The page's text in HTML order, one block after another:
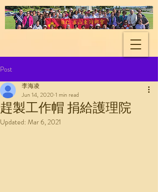
Shandong Natives
Association of BC
Post
趕製工作帽 捐給護理院
李海凌
Jun 14, 2020 1 min read
Updated: Mar 6, 2021